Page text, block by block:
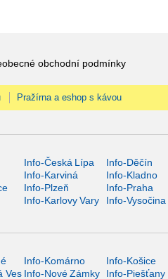
obchodní podmínky
Pražírna a eshop s kávou
Info-Česká Lípa Info-Děčín
Info-Karviná Info-Kladno
Info-Plzeň Info-Praha
Info-Karlovy Vary Info-Vysočina
Info-Komárno Info-Košice
Ves Info-Nové Zámky Info-Piešťany